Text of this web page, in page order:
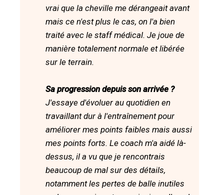
vrai que la cheville me dérangeait avant
mais ce n'est plus le cas, on l'a bien
traité avec le staff médical. Je joue de
manière totalement normale et libérée
sur le terrain.
Sa progression depuis son arrivée ?
J'essaye d'évoluer au quotidien en
travaillant dur à l'entraînement pour
améliorer mes points faibles mais aussi
mes points forts. Le coach m'a aidé là-
dessus, il a vu que je rencontrais
beaucoup de mal sur des détails,
notamment les pertes de balle inutiles